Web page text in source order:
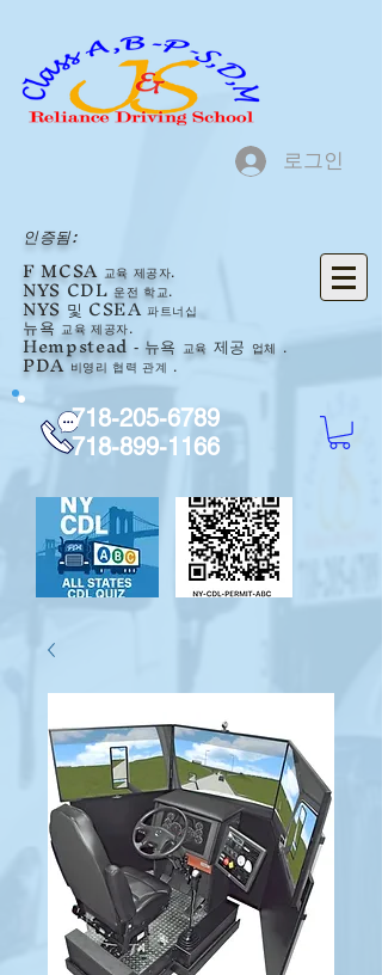
로그인
인증됨:
FMCSA교육 제공자.
NYSCDL운전 학교.
NYS 및 CSEA파트너십
뉴욕교육 제공자.
Hempstead - 뉴욕 교육 제공 업체 .
PDA비영리협력 관계 .
718-205-6789
718-899-1166